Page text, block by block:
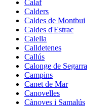
Calaf
Calders
Caldes de Montbui
Caldes d'Estrac
Calella
Calldetenes
Callús
Calonge de Segarra
Campins
Canet de Mar
Canovelles
Cànoves i Samalús